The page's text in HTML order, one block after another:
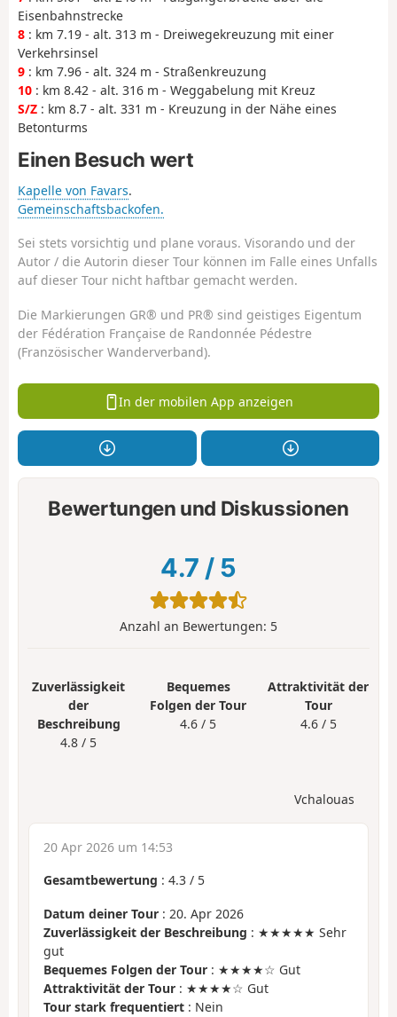
Eisenbahnstrecke
8 : km 7.19 - alt. 313 m - Dreiwegekreuzung mit einer
Verkehrsinsel
9 : km 7.96 - alt. 324 m - Straßenkreuzung
10 : km 8.42 - alt. 316 m - Weggabelung mit Kreuz
S/Z : km 8.7 - alt. 331 m - Kreuzung in der Nähe eines
Betonturms
Einen Besuch wert
Kapelle von Favars.
Gemeinschaftsbackofen.
Sei stets vorsichtig und plane voraus. Visorando und der
Autor / die Autorin dieser Tour können im Falle eines Unfalls
auf dieser Tour nicht haftbar gemacht werden.
Die Markierungen GR® und PR® sind geistiges Eigentum
der Fédération Française de Randonnée Pédestre
(Französischer Wanderverband).
In der mobilen App anzeigen
Bewertungen und Diskussionen
4.7 / 5
Anzahl an Bewertungen: 5
Zuverlässigkeit
der
Beschreibung
4.8 / 5
Bequemes
Folgen der Tour
4.6 / 5
Attraktivität der
Tour
4.6 / 5
Vchalouas
20 Apr 2026 um 14:53
Gesamtbewertung : 4.3 / 5
Datum deiner Tour : 20. Apr 2026
Zuverlässigkeit der Beschreibung : ★★★★★ Sehr
gut
Bequemes Folgen der Tour : ★★★★☆ Gut
Attraktivität der Tour : ★★★★☆ Gut
Tour stark frequentiert : Nein